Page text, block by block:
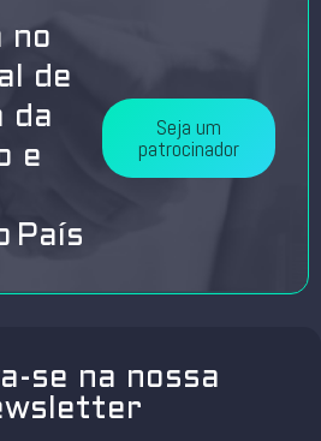
no
de
da
e
País
Seja um
patrocinador
se na nossa